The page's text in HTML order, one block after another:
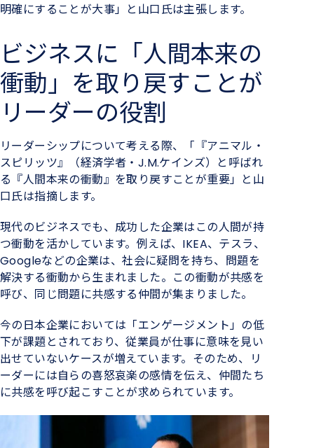
明確にすることが大事」と山口氏は主張します。
ビジネスに「人間本来の
衝動」を取り戻すことが
リーダーの役割
リーダーシップについて考える際、「『アニマル・
スピリッツ』（経済学者・J.M.ケインズ）と呼ばれ
る『人間本来の衝動』を取り戻すことが重要」と山
口氏は指摘します。
現代のビジネスでも、成功した企業はこの人間が持
つ衝動を活かしています。例えば、IKEA、テスラ、
Googleなどの企業は、社会に疑問を持ち、問題を
解決する衝動から生まれました。この衝動が共感を
呼び、同じ問題に共感する仲間が集まりました。
今の日本企業においては「エンゲージメント」の低
下が課題とされており、従業員が仕事に意味を見い
出せていないケースが増えています。そのため、リ
ーダーには自らの喜怒哀楽の感情を伝え、仲間たち
に共感を呼び起こすことが求められています。